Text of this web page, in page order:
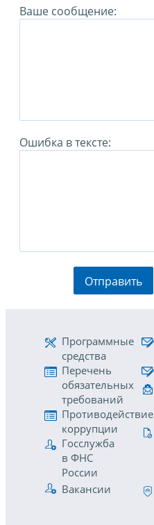
Ваше сообщение:
Ошибка в тексте:
Отправить
Программные
средства
Перечень
обязательных
требований
Противодействие
коррупции
Госслужба
в ФНС
России
Вакансии